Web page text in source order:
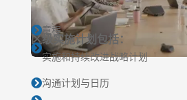
区级实施计划包括：
章程

实施和持续改进战略计划
沟通计划与日历